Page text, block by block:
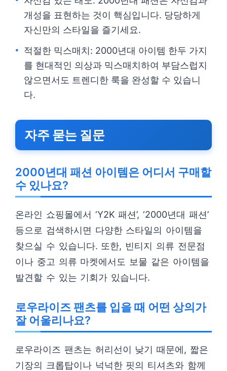
개성을 표현하는 것이 핵심입니다. 당당하게
자신만의 스타일을 즐기세요.
적절한 믹스매치: 2000년대 아이템 한두 가지
를 현대적인 의상과 믹스매치하여 부담스럽지
않으면서도 트렌디한 룩을 완성할 수 있습니
다.
자주 묻는 질문
2000년대 패션 아이템은 어디서 구매할
수 있나요?
온라인 쇼핑몰에서 ‘Y2K 패션’, ‘2000년대 패션’
등으로 검색하시면 다양한 스타일의 아이템을
찾으실 수 있습니다. 또한, 빈티지 의류 전문점
이나 중고 의류 마켓에서도 보물 같은 아이템을
발견할 수 있는 기회가 있습니다.
로우라이즈 팬츠를 입을 때 어떤 상의가
잘 어울리나요?
로우라이즈 팬츠는 허리선이 낮기 때문에, 짧은
기장의 크롭탑이나 넉넉한 핏의 티셔츠와 함께